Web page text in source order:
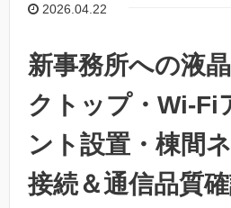
2026.04.22
新事務所への液
クトップ・Wi-Fi
ント設置・棟間
接続＆通信品質